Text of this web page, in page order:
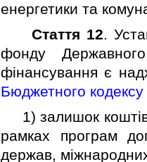
енергетики та
Стаття 12.
фонду
фiнансування є
Бюджетного кодексу
1) залишок
рамках програм
держав,